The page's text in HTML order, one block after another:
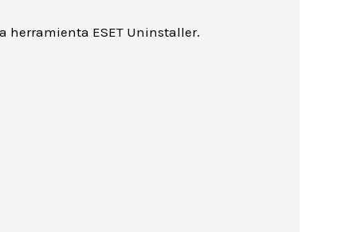
herramienta ESET Uninstaller.